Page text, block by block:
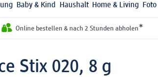
Baby & Kind Haushalt Home & Living Foto
Online bestellen & nach 2 Stunden abholen*
Stix 020, 8 g